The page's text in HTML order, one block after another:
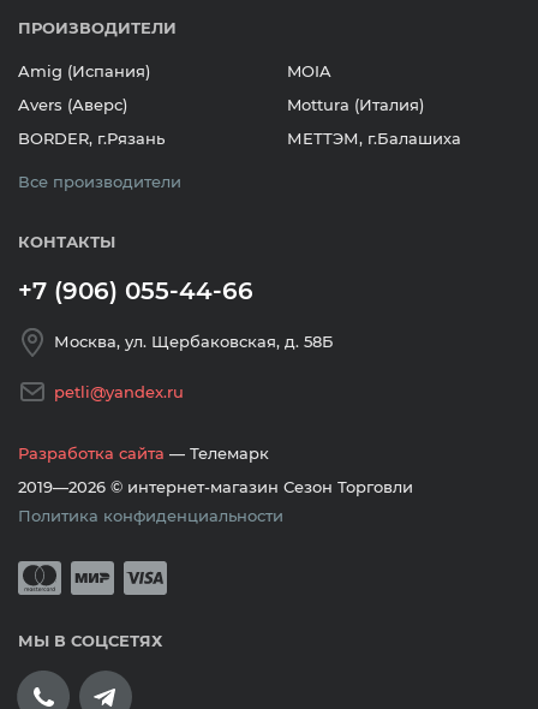
ПРОИЗВОДИТЕЛИ
Amig (Испания)
Avers (Аверс)
BORDER, г.Рязань
MOIA
Mottura (Италия)
МЕТТЭМ, г.Балашиха
Все производители
КОНТАКТЫ
+7 (906) 055-44-66
Москва, ул. Щербаковская, д. 58Б
petli@yandex.ru
Разработка сайта — Телемарк
2019—2026 © интернет-магазин Сезон Торговли
Политика конфиденциальности
Принимается оплата банковскими
МЫ В СОЦСЕТЯХ